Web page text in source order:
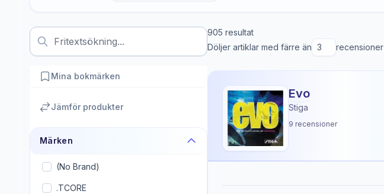
Mina bokmärken
Jämför produkter
Märken
(No Brand)
.TCORE
905 resultat
Döljer artiklar med färre än
recensioner
Evo
Stiga
9 recensioner